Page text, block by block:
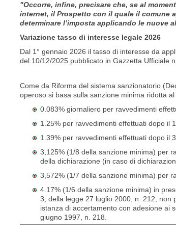
"Occorre, infine, precisare che, se al
internet, il Prospetto con il quale il comune
determinare l’imposta applicando le nuove
Variazione tasso di interesse legale 2026
Dal 1° gennaio 2026 il tasso di interesse da
del 10/12/2025 pubblicato in Gazzetta Ufficiale
Come da Riforma del sistema sanzionatorio
operoso si basa sulla sanzione minima ridotta
0.083% giornaliero per ravvedimenti
1.25% per ravvedimenti effettuati dopo il
1.39% per ravvedimenti effettuati dopo il
3,125% (1/8 della sanzione minima) per
della dichiarazione (in caso di
3,572% (1/7 della sanzione minima) per
4.17% (1/6 della sanzione minima) in
3, della legge 27 luglio 2000, n. 212, non
istanza di accertamento con adesione ai
giugno 1997, n. 218.